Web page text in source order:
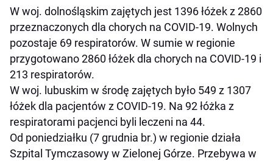
W woj. dolnośląskim zajętych jest 1396 łóżek z 2860
przeznaczonych dla chorych na COVID-19. Wolnych
pozostaje 69 respiratorów. W sumie w regionie
przygotowano 2860 łóżek dla chorych na COVID-19 i
213 respiratorów.
W woj. lubuskim w środę zajętych było 549 z 1307
łóżek dla pacjentów z COVID-19. Na 92 łóżka z
respiratorami pacjenci byli leczeni na 44.
Od poniedziałku (7 grudnia br.) w regionie działa
Szpital Tymczasowy w Zielonej Górze. Przebywa w